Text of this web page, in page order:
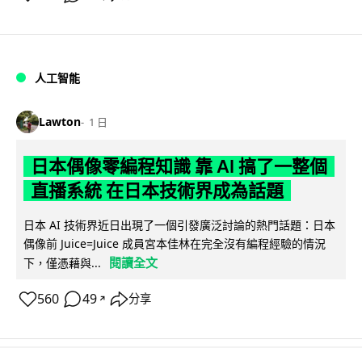
人工智能
Lawton 1 日
日本偶像零編程知識 靠 AI 搞了一整個
直播系統 在日本技術界成為話題
日本 AI 技術界近日出現了一個引發廣泛討論的熱門話題：日本
偶像前 Juice=Juice 成員宮本佳林在完全沒有編程經驗的情況
下，僅憑藉與...
閱讀全文
560 49 ↗ 分享